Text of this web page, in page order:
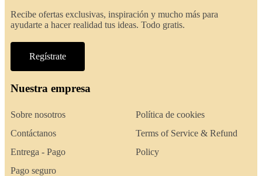
Recibe ofertas exclusivas, inspiración y mucho más para
ayudarte a hacer realidad tus ideas. Todo gratis.
Regístrate
Nuestra empresa
Sobre nosotros
Contáctanos
Entrega - Pago
Pago seguro
Política de cookies
Terms of Service & Refund
Policy